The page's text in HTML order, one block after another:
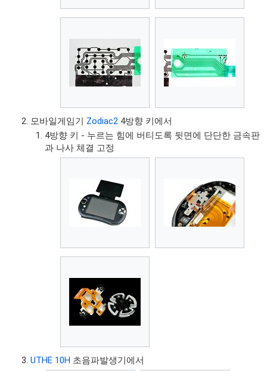
모바일게임기 Zodiac2 4방향 키에서
4방향 키 - 누르는 힘에 버티도록 뒷면에 단단한 금속판
과 나사 체결 고정
UTHE 10H 초음파발생기에서